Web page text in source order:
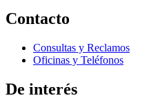
Contacto
Consultas y Reclamos
Oficinas y Teléfonos
De interés